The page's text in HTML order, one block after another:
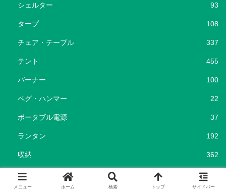
シェルター 93
タープ 108
チェア・テーブル 337
テント 455
バーナー 100
ペグ・ハンマー 22
ポータブル電源 37
ランタン 192
収納 362
寝袋・コット 215
メニュー ホーム 検索 トップ サイドバー